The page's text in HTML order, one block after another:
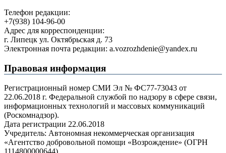
Телефон редакции:
+7(938) 104-96-00
Адрес для корреспонденции:
г. Липецк ул. Октябрьская д. 73
Электронная почта редакции: a.vozrozhdenie@yandex.ru
Правовая информация
Регистрационный номер СМИ Эл № ФС77-73043 от
22.06.2018 г. Федеральной службой по надзору в сфере связи,
информационных технологий и массовых коммуникаций
(Роскомнадзор).
Дата регистрации 22.06.2018
Учредитель: Автономная некоммерческая организация
«Агентство добровольной помощи «Возрождение» (ОГРН